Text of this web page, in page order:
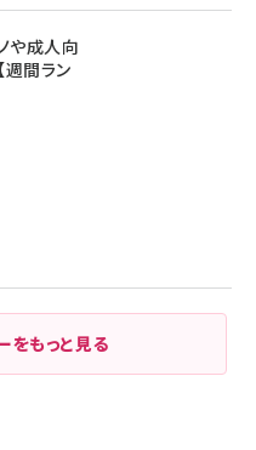
や成人向
週間ラン
をもっと見る